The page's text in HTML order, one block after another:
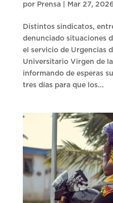
por Prensa| Mar 27,
Distintos sindicatos,
denunciado situaciones
el servicio de Urgencias
Universitario Virgen de
informando de esperas
tres días para que los...